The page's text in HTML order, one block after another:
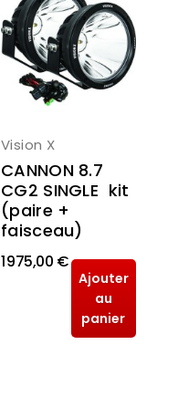
Vision X
CANNON 8.7
CG2 SINGLE kit
(paire +
faisceau)
1 975,00 €
Ajouter
au
panier